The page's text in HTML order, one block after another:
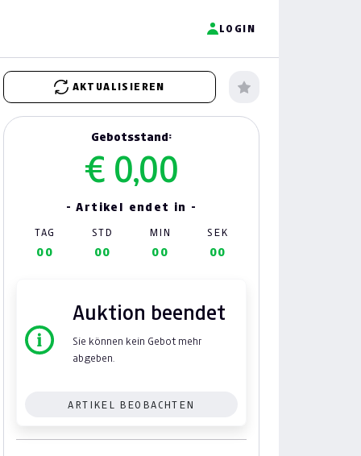
LOGIN
AKTUALISIEREN
Gebotsstand:
€ 0,00
- Artikel endet in -
TAG STD MIN SEK
00 00 00 00
Auktion beendet
Sie können kein Gebot mehr
abgeben.
ARTIKEL BEOBACHTEN